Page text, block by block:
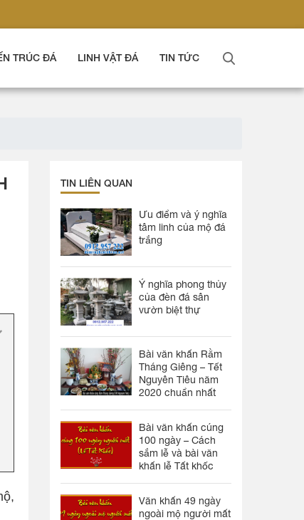
TRÚC ĐÁ LINH VẬT ĐÁ TIN TỨC
TIN LIÊN QUAN
Ưu điểm và ý nghĩa
tâm linh của mộ đá
trắng
Ý nghĩa phong thủy
của đèn đá sân
vườn biệt thự
Bài văn khấn Rằm
Tháng Giêng – Tết
Nguyên Tiêu năm
2020 chuẩn nhất
Bài văn khấn cúng
100 ngày – Cách
sắm lễ và bài văn
khấn lễ Tất khốc
Văn khấn 49 ngày
ngoài mộ người mất